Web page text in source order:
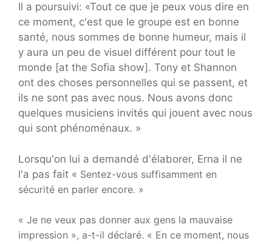
Il a poursuivi: «Tout ce que je peux vous dire en
ce moment, c'est que le groupe est en bonne
santé, nous sommes de bonne humeur, mais il
y aura un peu de visuel différent pour tout le
monde [at the Sofia show]. Tony et Shannon
ont des choses personnelles qui se passent, et
ils ne sont pas avec nous. Nous avons donc
quelques musiciens invités qui jouent avec nous
qui sont phénoménaux. »
Lorsqu'on lui a demandé d'élaborer, Erna il ne
l'a pas fait « Sentez-vous suffisamment en
sécurité en parler encore. »
« Je ne veux pas donner aux gens la mauvaise
impression », a-t-il déclaré. « En ce moment, nous